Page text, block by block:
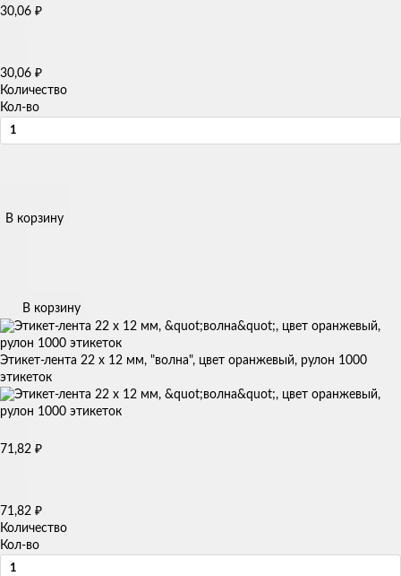
30,06 ₽
30,06 ₽
Количество
Кол-во
В корзину
В корзину
Этикет-лента 22 х 12 мм, "волна", цвет оранжевый, рулон 1000
этикеток
71,82 ₽
71,82 ₽
Количество
Кол-во